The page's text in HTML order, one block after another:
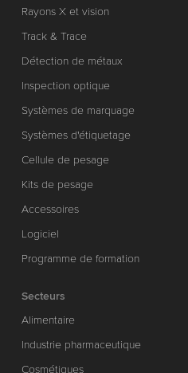
Rayons X et vision
Track & Trace
Détection de métaux
Inspection optique
Systèmes de marquage
Systèmes d'étiquetage
Cellule de pesage
Kits de pesage
Accessoires
Logiciel
Programme de formation
Secteurs
Alimentaire
Industrie pharmaceutique
Cosmétiques